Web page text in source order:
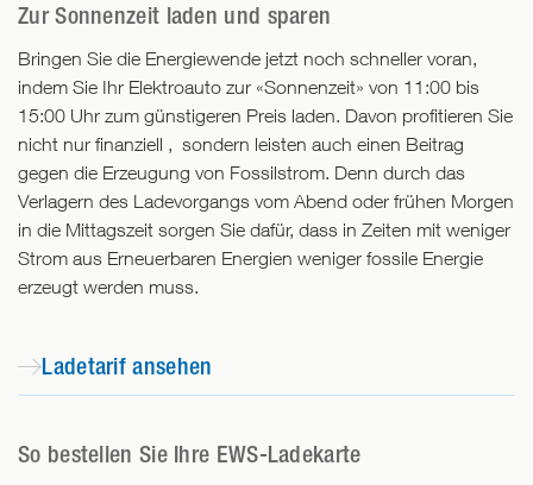
Zur Sonnenzeit laden und sparen
Bringen Sie die Energiewende jetzt noch schneller voran,
indem Sie Ihr Elektroauto zur «Sonnenzeit» von 11:00 bis
15:00 Uhr zum günstigeren Preis laden. Davon profitieren Sie
nicht nur finanziell , sondern leisten auch einen Beitrag
gegen die Erzeugung von Fossilstrom. Denn durch das
Verlagern des Ladevorgangs vom Abend oder frühen Morgen
in die Mittagszeit sorgen Sie dafür, dass in Zeiten mit weniger
Strom aus Erneuerbaren Energien weniger fossile Energie
erzeugt werden muss.
Ladetarif ansehen
So bestellen Sie Ihre EWS-Ladekarte